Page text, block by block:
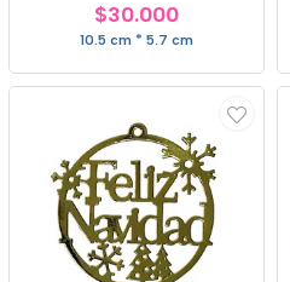
$30.000
10.5 cm * 5.7 cm